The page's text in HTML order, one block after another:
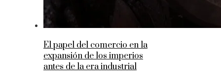
El papel del comercio en la
expansión de los imperios
antes de la era industrial